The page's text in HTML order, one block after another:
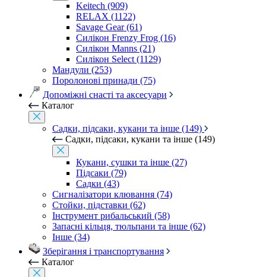
Keitech (909)
RELAX (1122)
Savage Gear (61)
Силікон Frenzy Frog (16)
Силікон Manns (21)
Силікон Select (1129)
Мандули (253)
Поролонові принади (75)
Допоміжні снасті та аксесуари
Каталог
Садки, підсаки, кукани та інше (149)
Садки, підсаки, кукани та інше (149)
Кукани, сушки та інше (27)
Підсаки (79)
Садки (43)
Сигналізатори клювання (74)
Стойки, підставки (62)
Інструмент рибальський (58)
Запасні кільця, тюльпани та інше (62)
Інше (34)
Зберігання і транспортування
Каталог